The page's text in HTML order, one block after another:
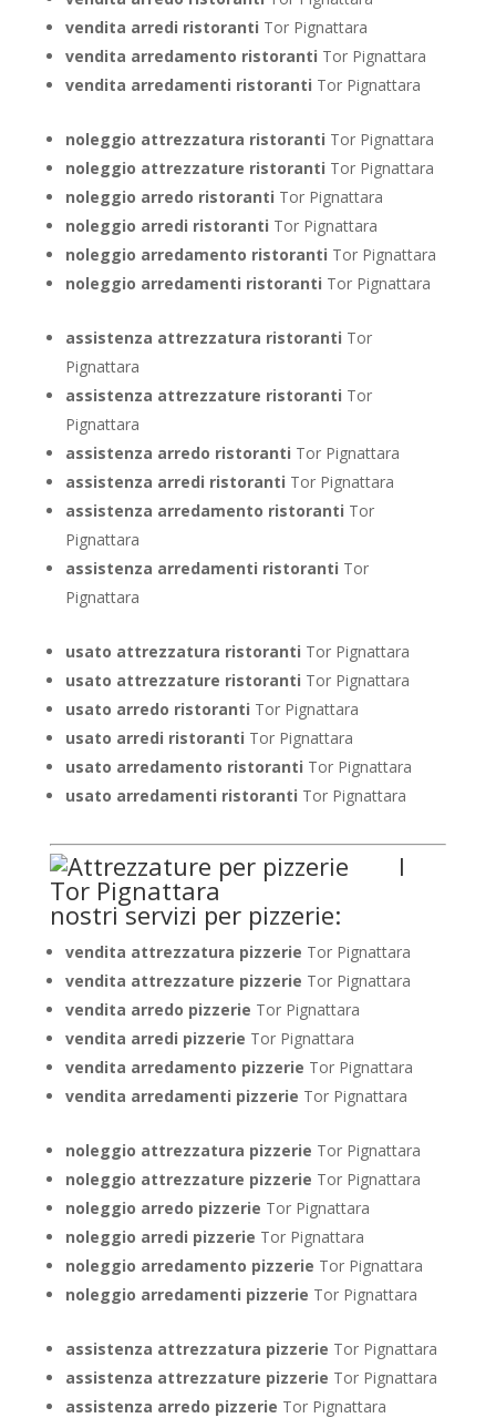
vendita arredi ristoranti Tor Pignattara
vendita arredamento ristoranti Tor Pignattara
vendita arredamenti ristoranti Tor Pignattara
noleggio attrezzatura ristoranti Tor Pignattara
noleggio attrezzature ristoranti Tor Pignattara
noleggio arredo ristoranti Tor Pignattara
noleggio arredi ristoranti Tor Pignattara
noleggio arredamento ristoranti Tor Pignattara
noleggio arredamenti ristoranti Tor Pignattara
assistenza attrezzatura ristoranti Tor
Pignattara
assistenza attrezzature ristoranti Tor
Pignattara
assistenza arredo ristoranti Tor Pignattara
assistenza arredi ristoranti Tor Pignattara
assistenza arredamento ristoranti Tor
Pignattara
assistenza arredamenti ristoranti Tor
Pignattara
usato attrezzatura ristoranti Tor Pignattara
usato attrezzature ristoranti Tor Pignattara
usato arredo ristoranti Tor Pignattara
usato arredi ristoranti Tor Pignattara
usato arredamento ristoranti Tor Pignattara
usato arredamenti ristoranti Tor Pignattara
I
nostri servizi per pizzerie:
vendita attrezzatura pizzerie Tor Pignattara
vendita attrezzature pizzerie Tor Pignattara
vendita arredo pizzerie Tor Pignattara
vendita arredi pizzerie Tor Pignattara
vendita arredamento pizzerie Tor Pignattara
vendita arredamenti pizzerie Tor Pignattara
noleggio attrezzatura pizzerie Tor Pignattara
noleggio attrezzature pizzerie Tor Pignattara
noleggio arredo pizzerie Tor Pignattara
noleggio arredi pizzerie Tor Pignattara
noleggio arredamento pizzerie Tor Pignattara
noleggio arredamenti pizzerie Tor Pignattara
assistenza attrezzatura pizzerie Tor Pignattara
assistenza attrezzature pizzerie Tor Pignattara
assistenza arredo pizzerie Tor Pignattara